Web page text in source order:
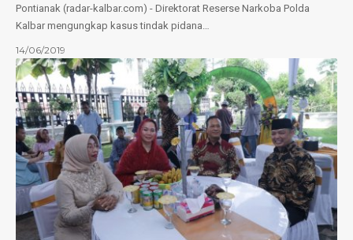
Pontianak (radar-kalbar.com) - Direktorat Reserse Narkoba Polda
Kalbar mengungkap kasus tindak pidana…
14/06/2019